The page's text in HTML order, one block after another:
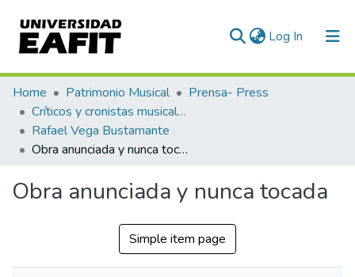
Log In (current)
Communities & Collections
All of DSpace
Statistics
Home Patrimonio Musical
Prensa- Press
Críticos y cronistas musicales
Rafael Vega Bustamante
Obra anunciada y nunca tocada
Obra anunciada y nunca tocada
Simple item page